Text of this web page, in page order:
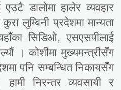
एउटै डालोमा हालेर व्यवहार
लुम्बिनी प्रदेशमा मान्यता
सिडिओ, एसएसपीलाई
। कोशीमा मुख्यमन्त्रीसँग
पनि सम्बन्धित निकायसँग
निरन्तर व्यवसायी र